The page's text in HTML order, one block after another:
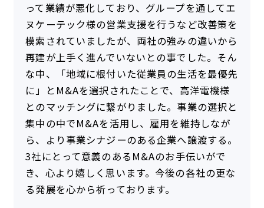
って業績が悪化しており、グループを通してエ
ヌケーテック様の営業支援を行うなど改善策を
模索されていましたが、両社の強みの違いから
再建が上手く進んでいないとの事でした。そん
な中、「地域に根付いた従業員の生活を最優先
に」とM&Aを選択されたことで、高洋電機様
とのマッチングに繋がりました。事業の選択と
集中の中でM&Aを活用し、雇用を維持しなが
ら、より事業シナジーのある企業へ譲渡する。
3社にとって意義のあるM&Aのお手伝いがで
き、心より嬉しく思います。今後の各社の更な
る発展を心から祈っております。